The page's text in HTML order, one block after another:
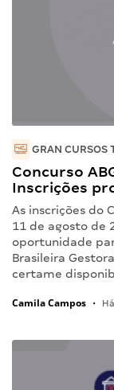
GRAN CURSOS
Concurso
Inscrições
As inscrições do
11 de agosto de
oportunidade
Brasileira
certame
Camila Campos •